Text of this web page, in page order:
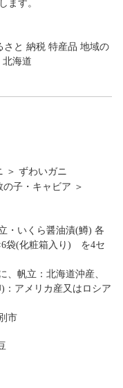
ます。
さと 納税 特産品 地域の
北海道
＞ ずわいガニ
の子・キャビア ＞
・いくら醤油漬(鱒) 各
袋(化粧箱入り) を4セ
、帆立：北海道沖産、
：アメリカ産又はロシア
市